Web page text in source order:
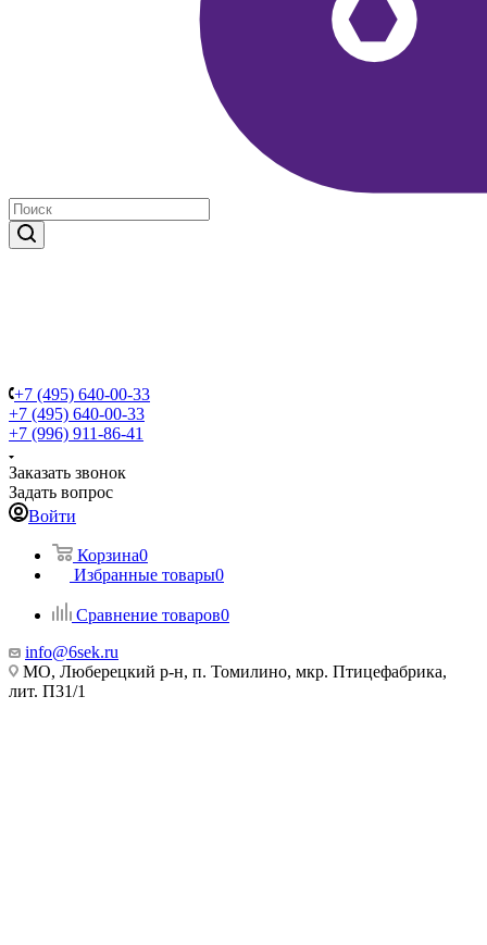
+7 (495) 640-00-33
+7 (495) 640-00-33
+7 (996) 911-86-41
Заказать звонок
Задать вопрос
Войти
Корзина0
Избранные товары0
Сравнение товаров0
info@6sek.ru
МО, Люберецкий р-н, п. Томилино, мкр. Птицефабрика,
лит. П31/1